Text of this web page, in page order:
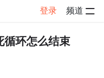
登录 频道
环怎么结束